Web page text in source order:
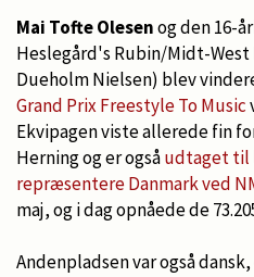
Mai Tofte Olesenog den 16-
Heslegård's Rubin/Midt-
Dueholm Nielsen) blev
Grand Prix Freestyle To Music
Ekvipagen viste allerede fin
Herning og er ogsåudtaget til
repræsentere Danmark ved
maj, og i dag opnåede de
Andenpladsen var også